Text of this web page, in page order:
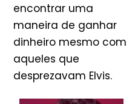
encontrar uma
maneira de ganhar
dinheiro mesmo com
aqueles que
desprezavam Elvis.